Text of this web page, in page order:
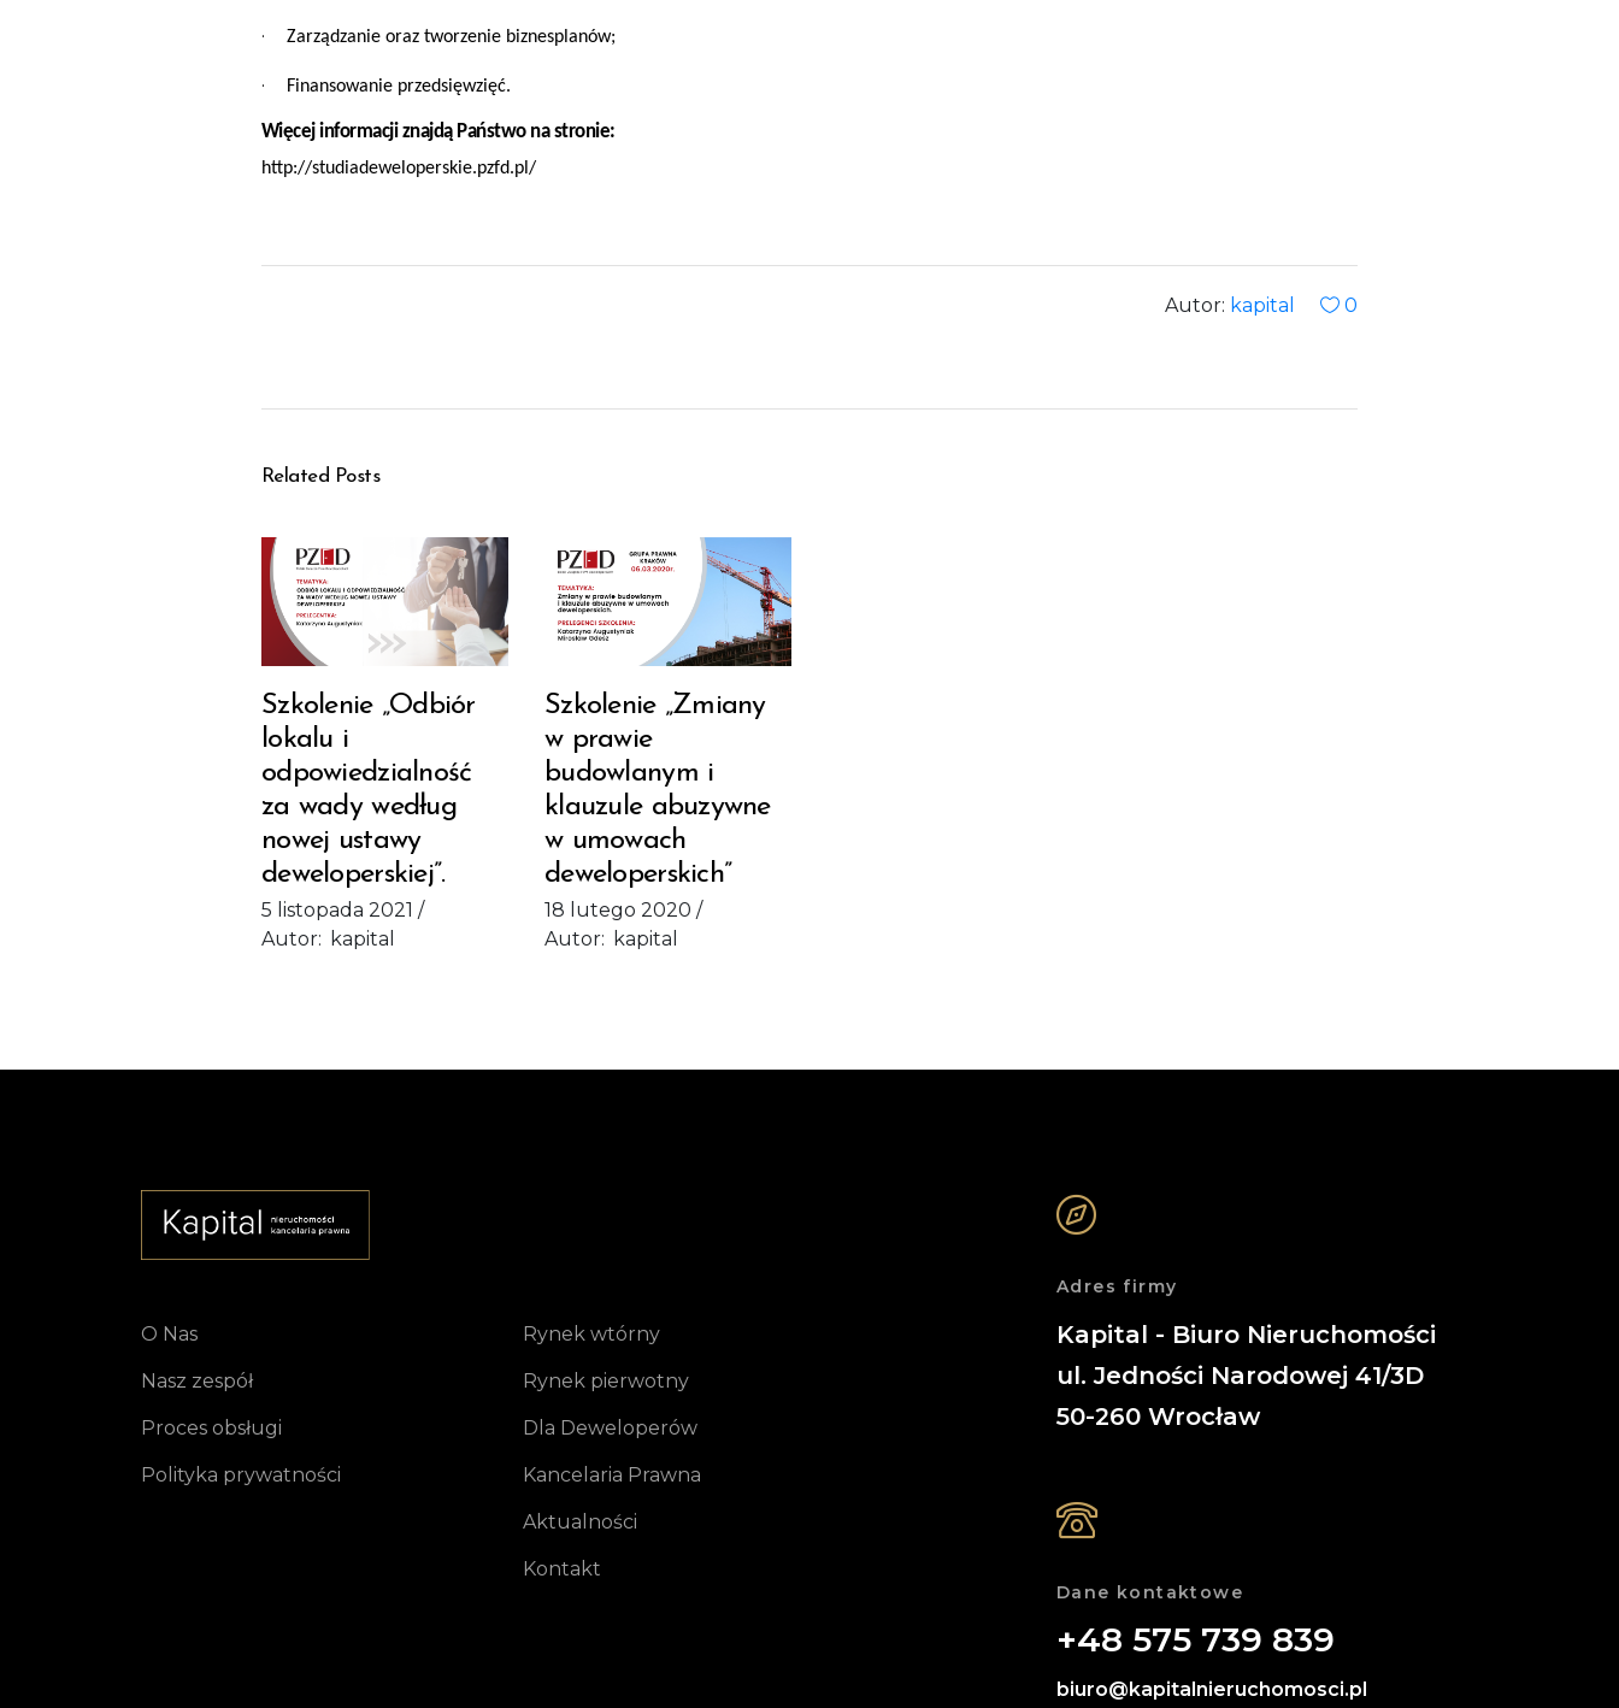
· Zarządzanie oraz tworzenie biznesplanów;
· Finansowanie przedsięwzięć.
Więcej informacji znajdą Państwo na stronie:
http://studiadeweloperskie.pzfd.pl/
Autor: kapital 0
Related Posts
Szkolenie „Odbiór
lokalu i
odpowiedzialność
za wady według
nowej ustawy
deweloperskiej”.
5 listopada 2021
Autor: kapital
Szkolenie „Zmiany
w prawie
budowlanym i
klauzule abuzywne
w umowach
deweloperskich”
18 lutego 2020
Autor: kapital
O Nas
Nasz zespół
Proces obsługi
Polityka prywatności
Rynek wtórny
Rynek pierwotny
Dla Deweloperów
Kancelaria Prawna
Aktualności
Kontakt
Adres firmy
Kapital - Biuro Nieruchomości
ul. Jedności Narodowej 41/3D
50-260 Wrocław
Dane kontaktowe
+48 575 739 839
biuro@kapitalnieruchomosci.pl